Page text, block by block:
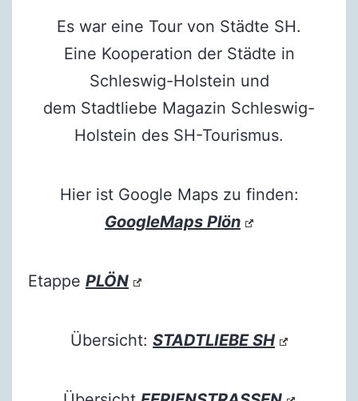
Es war eine Tour von Städte SH.
Eine Kooperation der Städte in
Schleswig-Holstein und
dem Stadtliebe Magazin Schleswig-
Holstein des SH-Tourismus.
Hier ist Google Maps zu finden:
GoogleMaps Plön
Etappe PLÖN
Übersicht: STADTLIEBE SH